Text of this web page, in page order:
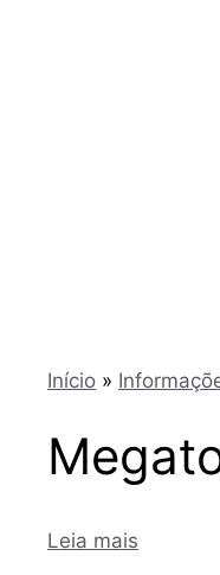
Início »
Leia mais